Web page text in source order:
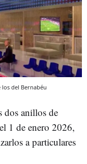
los del Bernabéu
dos anillos de
1 de enero 2026,
a particulares